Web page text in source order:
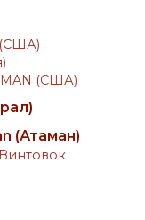
(США)
(Атаман)